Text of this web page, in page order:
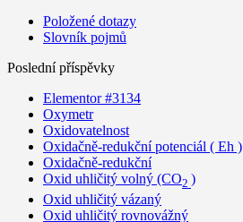
Položené dotazy
Slovník pojmů
Poslední příspěvky
Elementor #3134
Oxymetr
Oxidovatelnost
Oxidačně-redukční potenciál ( Eh )
Oxidačně-redukční
Oxid uhličitý volný (CO2 )
Oxid uhličitý vázaný
Oxid uhličitý rovnovážný